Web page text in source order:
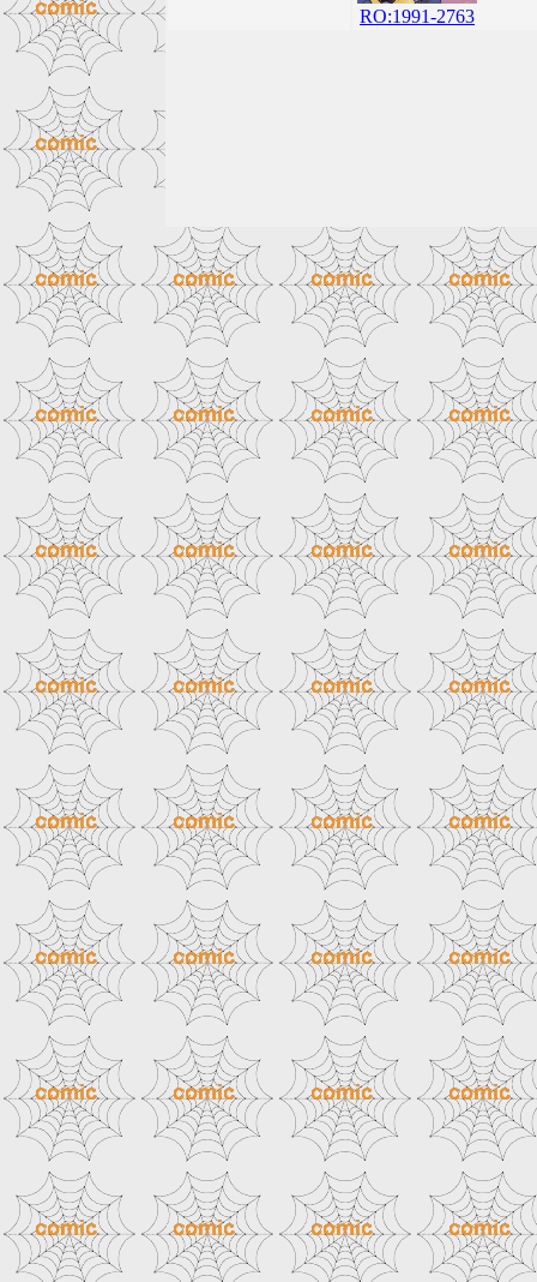
RO:1991-2763